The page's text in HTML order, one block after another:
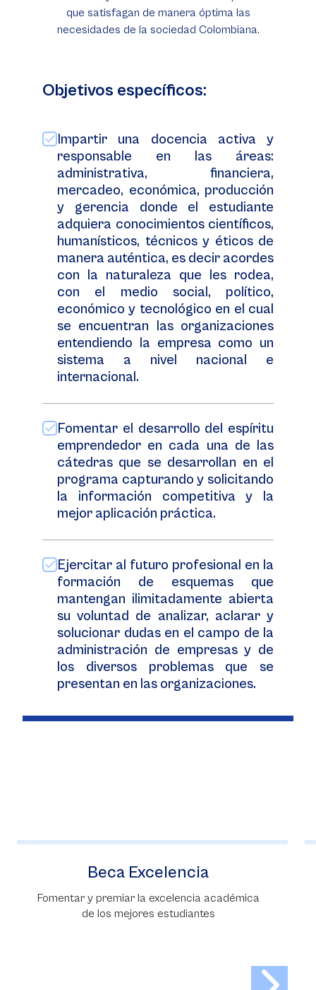
que satisfagan de manera óptima las
necesidades de la sociedad Colombiana.
Objetivos específicos:
Impartir una docencia activa y
responsable en las áreas:
administrativa, financiera,
mercadeo, económica, producción
y gerencia donde el estudiante
adquiera conocimientos científicos,
humanísticos, técnicos y éticos de
manera auténtica, es decir acordes
con la naturaleza que les rodea,
con el medio social, político,
económico y tecnológico en el cual
se encuentran las organizaciones
entendiendo la empresa como un
sistema a nivel nacional e
internacional.
Fomentar el desarrollo del espíritu
emprendedor en cada una de las
cátedras que se desarrollan en el
programa capturando y solicitando
la información competitiva y la
mejor aplicación práctica.
Ejercitar al futuro profesional en la
formación de esquemas que
mantengan ilimitadamente abierta
su voluntad de analizar, aclarar y
solucionar dudas en el campo de la
administración de empresas y de
los diversos problemas que se
presentan en las organizaciones.
Beca Excelencia
Fomentar y premiar la excelencia académica
de los mejores estudiantes